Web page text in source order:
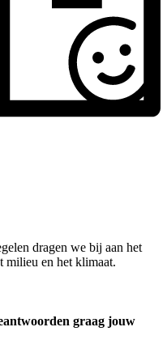
dragen we bij aan het
milieu en het klimaat.
graag jouw